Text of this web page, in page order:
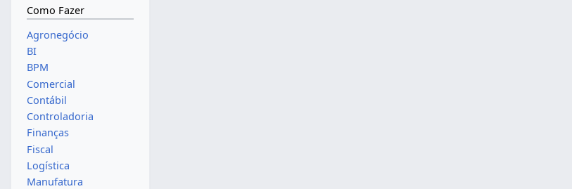
Como Fazer
Agronegócio
BI
BPM
Comercial
Contábil
Controladoria
Finanças
Fiscal
Logística
Manufatura